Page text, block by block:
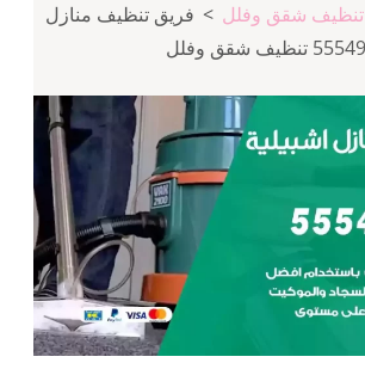
تنظيف شقق وفلل > فريق تنظيف منازل